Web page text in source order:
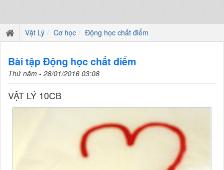
Vật Lý Cơ học Động học chất điểm
Bài tập Động học chất điểm
Thứ năm - 28/01/2016 03:08
VẬT LÝ 10CB